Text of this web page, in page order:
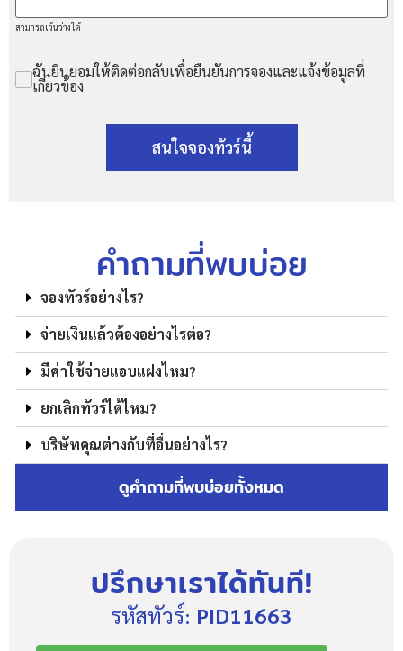
สามารถเว้นว่างได้
ฉันยินยอมให้ติดต่อกลับเพื่อยืนยันการจองและแจ้งข้อมูลที่
เกี่ยวข้อง
สนใจจองทัวร์นี้
คำถามที่พบบ่อย
จองทัวร์อย่างไร?
จ่ายเงินแล้วต้องอย่างไรต่อ?
มีค่าใช้จ่ายแอบแฝงไหม?
ยกเลิกทัวร์ได้ไหม?
บริษัทคุณต่างกับที่อื่นอย่างไร?
ดูคำถามที่พบบ่อยทั้งหมด
ปรึกษาเราได้ทันที!
รหัสทัวร์: PID11663